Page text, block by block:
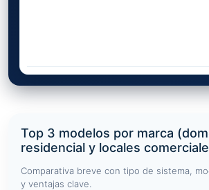
Top 3 modelos por marca
residencial y locales
Comparativa breve con tipo de sistema,
y ventajas clave.